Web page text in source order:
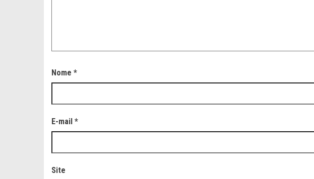
Nome *
E-mail *
Site